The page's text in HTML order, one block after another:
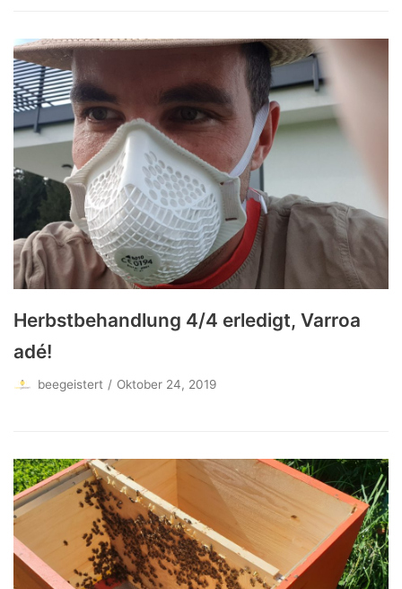
Herbstbehandlung 4/4 erledigt, Varroa
adé!
beegeistert Oktober 24, 2019